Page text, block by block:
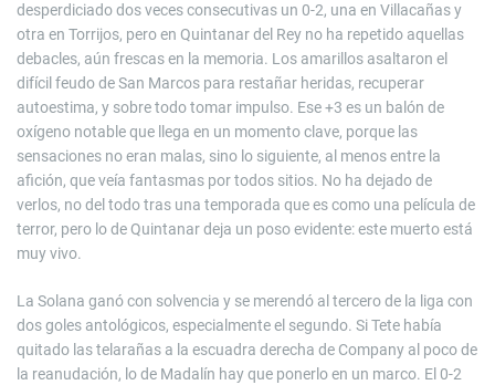
desperdiciado dos veces consecutivas un 0-2, una en Villacañas y
otra en Torrijos, pero en Quintanar del Rey no ha repetido aquellas
debacles, aún frescas en la memoria. Los amarillos asaltaron el
difícil feudo de San Marcos para restañar heridas, recuperar
autoestima, y sobre todo tomar impulso. Ese +3 es un balón de
oxígeno notable que llega en un momento clave, porque las
sensaciones no eran malas, sino lo siguiente, al menos entre la
afición, que veía fantasmas por todos sitios. No ha dejado de
verlos, no del todo tras una temporada que es como una película de
terror, pero lo de Quintanar deja un poso evidente: este muerto está
muy vivo.
La Solana ganó con solvencia y se merendó al tercero de la liga con
dos goles antológicos, especialmente el segundo. Si Tete había
quitado las telarañas a la escuadra derecha de Company al poco de
la reanudación, lo de Madalín hay que ponerlo en un marco. El 0-2